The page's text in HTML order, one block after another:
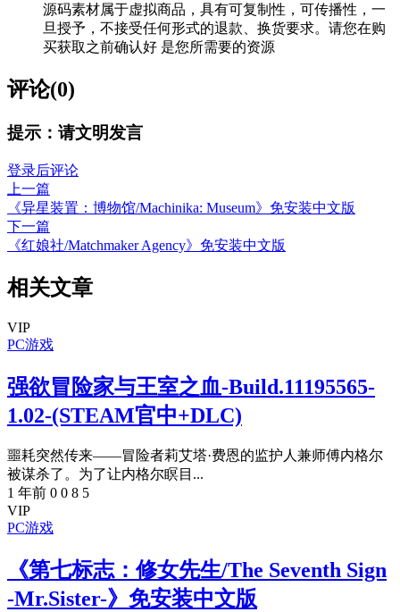
源码素材属于虚拟商品，具有可复制性，可传播性，一
旦授予，不接受任何形式的退款、换货要求。请您在购
买获取之前确认好 是您所需要的资源
评论(0)
提示：请文明发言
登录后评论
上一篇
《异星装置：博物馆/Machinika: Museum》免安装中文版
下一篇
《红娘社/Matchmaker Agency》免安装中文版
相关文章
VIP
PC游戏
强欲冒险家与王室之血-Build.11195565-
1.02-(STEAM官中+DLC)
噩耗突然传来——冒险者莉艾塔·费恩的监护人兼师傅内格尔
被谋杀了。为了让内格尔瞑目...
1 年前 0 0 8 5
VIP
PC游戏
《第七标志：修女先生/The Seventh Sign
-Mr.Sister-》免安装中文版